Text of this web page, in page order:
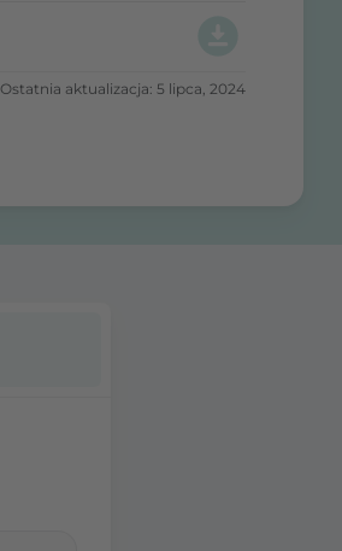
Ostatnia aktualizacja: 5 lipca, 2024